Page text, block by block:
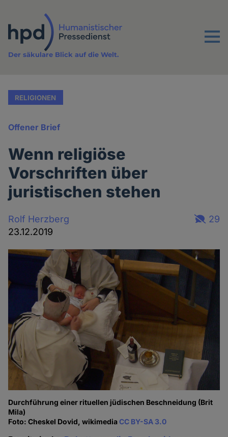
Inhalt
Menu
Der säkulare Blick auf die Welt.
RELIGIONEN
Offener Brief
Wenn religiöse
Vorschriften über
juristischen stehen
Rolf Herzberg
23.12.2019
29
Durchführung einer rituellen jüdischen Beschneidung (Brit
Mila)
Foto: Cheskel Dovid, wikimediaCC BY-SA 3.0